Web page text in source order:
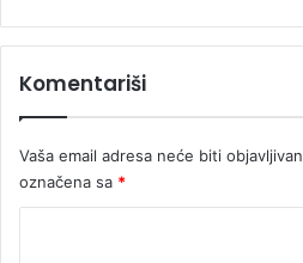
t
kD
n
i
Komentariši
Vaša email adresa neće biti
označena sa *